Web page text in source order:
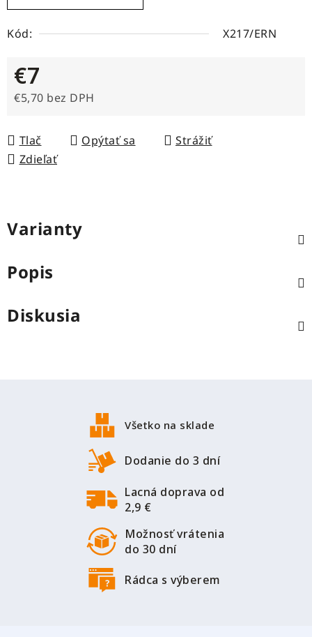
Kód: X217/ERN
€7
€5,70 bez DPH
Tlač
Opýtať sa
Strážiť
Zdieľať
Varianty
Popis
Diskusia
Všetko na sklade
Dodanie do 3 dní
Lacná doprava od
2,9 €
Možnosť vrátenia
do 30 dní
Rádca s výberem